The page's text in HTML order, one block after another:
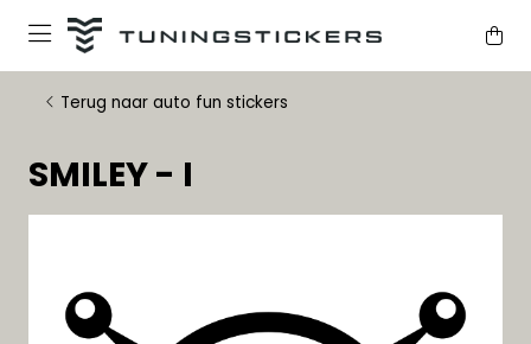
Terug naar auto fun stickers
SMILEY - I